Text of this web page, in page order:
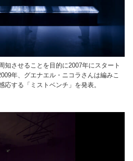
知させることを目的に2007年にスタート
年、グエナエル・ニコラさんは編みこ
応する「ミストベンチ」を発表。